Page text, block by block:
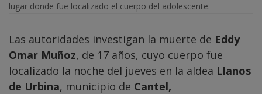
lugar donde fue localizado el cuerpo del adolescente.
Las autoridades investigan la muerte de Eddy
Omar Muñoz, de 17 años, cuyo cuerpo fue
localizado la noche del jueves en la aldea Llanos
de Urbina, municipio de Cantel,